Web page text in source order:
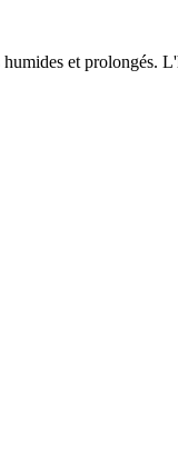
et prolongés.